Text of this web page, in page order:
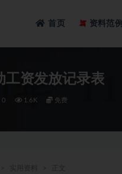
首页 资料范例
工资发放记录表
0 1.6K 免费